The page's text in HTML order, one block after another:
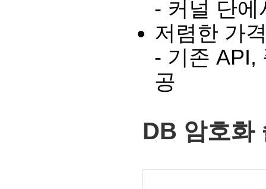
- 커널 단
저렴한 가
- 기존 API,
공
DB 암호화